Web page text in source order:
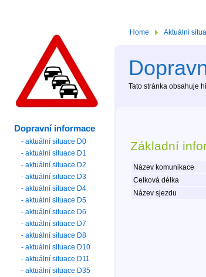
Home Aktuální
Tato stránka obsahuje
Základní
Název komunikace
Celková délka
Název sjezdu
Dopravní informace
- aktuální situace D0
- aktuální situace D1
- aktuální situace D2
- aktuální situace D3
- aktuální situace D4
- aktuální situace D5
- aktuální situace D6
- aktuální situace D7
- aktuální situace D8
- aktuální situace D10
- aktuální situace D11
- aktuální situace D35